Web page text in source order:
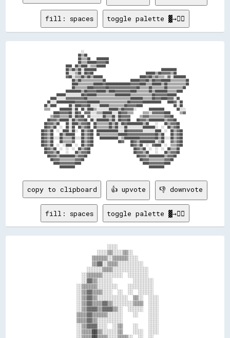
fill: spaces toggle palette ▓→✊🏽
                          ░░
                        ██▒▒██
                        ██▒▒▒▒██    ████████
                        ██▒▒▒▒██████▓▓▓▓▓▓██
                ████  ██▒▒████░░▒▒▒▒██████
                ██▒▒██▒▒██░░████████                                          ██████████
                ██░░░░▒▒██░░██▓▓██                                  ██████▒▒██▓▓▓▓▓▓▒▒██
                ▓▓██░░▒▒▒▒██▒▒██▒▒██████                        ████▓▓██▒▒▓▓▒▒▒▒░░▓▓░░████████
                    ██▒▒██▒▒▒▒▒▒▒▒▒▒▒▒▒▒██                ██████▓▓▓▓██▒▒██▓▓▓▓██████▒▒▒▒▒▒▒▒▒▒██
                    ████▒▒▒▒▒▒▒▒▒▒██████▓▓████████████████▓▓▓▓▓▓████▒▒▒▒██████▒▒██▒▒▒▒▒▒▒▒▒▒▒▒██
                    ██▒▒▒▒▒▒▒▒████▓▓▓▓▓▓▓▓██▓▓▓▓▓▓▓▓▓▓▓▓▓▓▓▓▓▓██▒▒▒▒▒▒██▒▒▒▒▒▒▒▒██▒▒▒▒▒▒▒▒▒▒██
                ██████████▒▒██▓▓▓▓▓▓██████▒▒████▓▓▓▓▓▓▓▓▓▓████▒▒▒▒▒▒▒▒██▒▒████████▒▒▒▒▒▒████
          ██████░░░░░░░░░░██▓▓██████▒▒▒▒▒▒▒▒▒▒▒▒██████████▒▒▒▒▒▒▒▒▒▒▒▒▒▒██▓▓▓▓▓▓▓▓██████
      ████░░░░░░▓▓▓▓▓▓▓▓▓▓▓▓██▒▒▒▒▒▒▒▒▒▒▒▒▒▒▒▒▒▒▒▒▒▒▒▒▒▒▒▒████████▒▒▒▒▒▒██▓▓▓▓████▓▓▓▓░░██
    ██░░░░████████████▓▓▓▓▓▓▓▓████████▒▒▒▒▒▒▒▒▒▒▒▒▒▒▒▒▒▒██▓▓▓▓▓▓▓▓████████████    ████▓▓░░██
  ██░░████        ██░░████▓▓▓▓██░░░░░░██████▒▒▒▒▒▒▒▒▒▒██▓▓▓▓▓▓████                    ██░░██
  ▒▒▒▒      ████████░░██  ██░░████▒▒░░░░░░░░██████▒▒██▓▓▓▓▓▓░░        ██████████        ██░░░░
        ████▓▓▓▓▓▓██░░██▓▓  ▓▓▓▓░░░░▒▒▒▒██████░░░░██▓▓▓▓▒▒▒▒      ▒▒▒▒░░▓▓▓▓▓▓▓▓████      ▒▒▓▓
      ▒▒▓▓▓▓▒▒▒▒▒▒██░░██▓▓██  ▓▓░░░░░░░░██▒▒▒▒██░░██▓▓▓▓▓▓      ▒▒▓▓▓▓▒▒▒▒▒▒▒▒▒▒▓▓▓▓██
    ██▓▓▓▓▒▒██████░░██▒▒▓▓▓▓██  ██░░████████▒▒██░░██▓▓▓▓██    ██▓▓▓▓▒▒██████████▒▒▓▓▓▓██
  ██▓▓▓▓▒▒██    ██░░████▒▒▓▓▓▓██  ██▒▒▒▒▒▒▒▒██▒▒██░░██▓▓██████████▒▒██    ░░    ██▒▒▓▓▓▓██
  ██▓▓▒▒██  ░░  ██░░██  ██▒▒▓▓██  ██▒▒▒▒▒▒▒▒██▒▒██░░░░██░░░░░░░░░░████████░░  ░░  ██▒▒▓▓██
██▓▓▒▒██  ░░  ████░░██░░  ██▒▒▓▓██  ██████████████░░░░██▓▓▓▓▓▓▓▓▓▓░░░░░░░░████  ░░  ██▒▒▓▓██
██▓▓▒▒██    ██▒▒██████    ██▒▒▓▓██  ██▒▒▒▒▒▒▒▒▒▒▒▒██████▓▓▓▓▓▓▓▓▓▓▓▓▓▓▓▓▓▓██▒▒██    ██▒▒▓▓██
██▓▓▒▒██░░░░██▒▒▒▒▒▒██░░░░██▒▒▓▓██    ████████████░░▒▒██████████▓▓▓▓▓▓▓▓▓▓██▒▒██░░░░██▒▒▓▓██
██▓▓▒▒██    ██▒▒▒▒▒▒▓▓    ██▒▒▓▓██                ██▓▓    ██▓▓▒▒██████████░░▒▒██    ▓▓▒▒▓▓██
██▓▓▒▒██  ░░  ░░████  ░░  ██▒▒▓▓██                        ██▓▓▒▒██  ░░  ▓▓████  ░░  ▒▒▒▒▓▓██
  ██▓▓▒▒██  ░░  ░░  ░░  ██▒▒▓▓██                            ██▓▓▒▒██  ░░  ░░  ░░  ██▒▒▒▒██
  ██▓▓▓▓▒▒██    ░░    ██▒▒▓▓▓▓██                            ██▓▓▓▓▒▒██    ░░    ██▒▒▓▓▓▓██
    ██▓▓▓▓▒▒██████████▒▒▓▓▓▓██                                ██▓▓▓▓▒▒██████████▒▒▓▓▓▓██
      ██▓▓▓▓▒▒▒▒▒▒▒▒▒▒▓▓▓▓██                                    ██▓▓▓▓▒▒▒▒▒▒▒▒▒▒▓▓▓▓██
        ████▓▓▓▓▓▓▓▓▓▓████                                        ████▓▓▓▓▓▓▓▓▓▓████
copy to clipboard 👍 upvote 👎 downvote
fill: spaces toggle palette ▓→✊🏽
                          ░░░░
                      ░░░░▒▒░░░░▒▒░░
                    ▒▒▒▒▒▒░░▒▒▒▒▒▒░░░░
                    ▒▒▓▓░░▒▒▒▒░░░░░░░░░░
                  ░░░░░░▒▒▒▒░░░░░░░░░░░░░░
                ░░▒▒▒▒▒▒░░░░░░░░  ░░░░░░░░
                ░░▓▓▒▒░░░░░░        ░░░░░░░░
              ░░▒▒▒▒▒▒░░░░░░░░    ░░░░░░░░░░
              ░░▒▒▓▓▒▒▒▒░░░░  ░░  ░░  ░░░░░░
              ░░▒▒▓▓▒▒░░░░░░░░░░░░  ▒▒░░  ░░░░
              ░░▒▒▓▓▒▒▒▒▓▓▒▒░░░░░░░░▒▒▒▒  ░░░░
              ░░▒▒▓▓▓▓▒▒▓▓▓▓▒▒░░  ░░░░░░  ░░░░
              ▒▒▒▒▓▓▒▒▒▒▒▒░░░░░░    ░░    ░░░░
              ▒▒▒▒▓▓▒▒░░░░░░░░░░          ░░░░
              ░░▒▒▓▓▓▓░░░░  ░░▒▒    ░░    ░░░░
              ░░▒▒▒▒██▒▒░░░░░░▒▒    ░░░░  ░░░░